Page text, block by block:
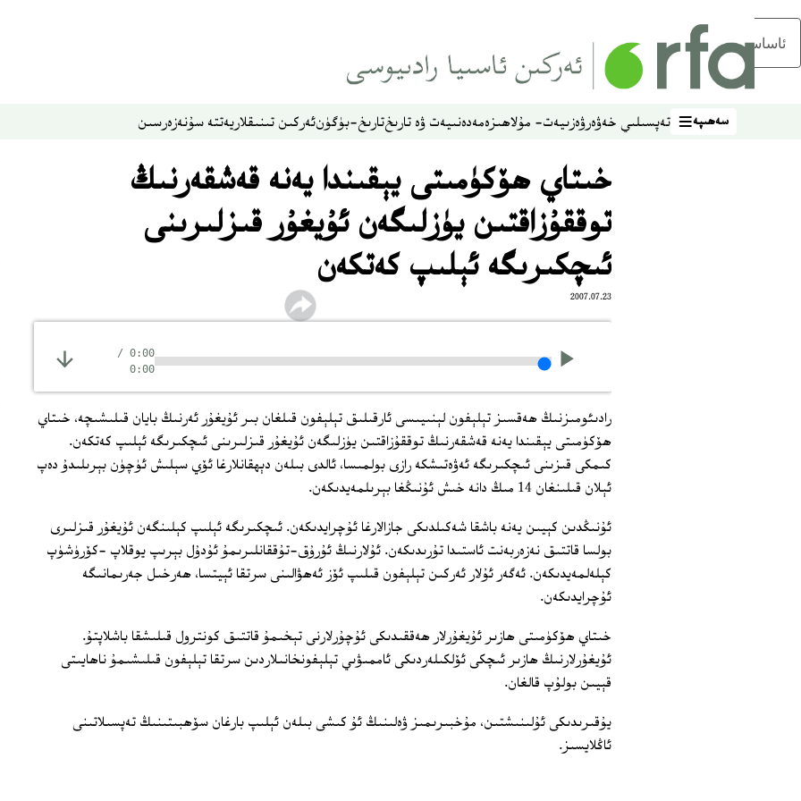
ئاساسلىق مەزمۇنغا ئاتلاڭ
سەھىپە
سەھىپە تەپسىلىي خەۋەرۋەزىيەت- مۇلاھىزەمەدەنىيەت ۋە تارىختارىخ-بۈگۈنئەركىن تىنىقلاريەتتە سۇنەزەرسىن
خىتاي ھۆكۈمىتى يېقىندا يەنە قەشقەرنىڭ
توققۇزاقتىن يۈزلىگەن ئۇيغۇر قىزلىرىنى
ئىچكىرىگە ئېلىپ كەتكەن
2007.07.23
0:00
/
0:00
رادىئومىزنىڭ ھەقسىز تېلېفون لېنىيىسى ئارقىلىق تېلېفون قىلغان بىر ئۇيغۇر ئەرنىڭ بايان قىلىشىچە، خىتاي
ھۆكۈمىتى يېقىندا يەنە قەشقەرنىڭ توققۇزاقتىن يۈزلىگەن ئۇيغۇر قىزلىرىنى ئىچكىرىگە ئېلىپ كەتكەن.
كىمكى قىزىنى ئىچكىرىگە ئەۋەتىشكە رازى بولمىسا، ئالدى بىلەن دېھقانلارغا ئۆي سېلىش ئۈچۈن بېرىلىدۇ دەپ
ئېلان قىلىنغان 14 مىڭ دانە خىش ئۇنىڭغا بېرىلمەيدىكەن.
ئۇنىڭدىن كېيىن يەنە باشقا شەكىلدىكى جازالارغا ئۇچرايدىكەن. ئىچكىرىگە ئېلىپ كېلىنگەن ئۇيغۇر قىزلىرى
بولسا قاتتىق نەزەربەنت ئاستىدا تۇرىدىكەن. ئۇلارنىڭ ئۇرۇق-تۇققانلىرىمۇ ئۇدۇل بېرىپ يوقلاپ -كۆرۈشۈپ
كېلەلمەيدىكەن. ئەگەر ئۇلار ئەركىن تېلېفون قىلىپ ئۆز ئەھۋالىنى سرتقا ئېيتسا، ھەرخىل جەرىمانىگە
ئۇچرايدىكەن.
خىتاي ھۆكۈمىتى ھازىر ئۇيغۇرلار ھەققىدىكى ئۇچۇرلارنى تېخىمۇ قاتتىق كونترول قىلىشقا باشلاپتۇ.
ئۇيغۇرلارنىڭ ھازىر ئىچكى ئۆلكىلەردىكى ئاممىۋىي تېلېفونخانىلاردىن سرتقا تېلېفون قىلىشىمۇ ناھايىتى
قېيىن بولۇپ قالغان.
يۇقىرىدىكى ئۇلىنىشتىن، مۇخبىرىمىز ۋەلىنىڭ ئۇ كىشى بىلەن ئېلىپ بارغان سۆھبىتىنىڭ تەپسىلاتىنى
ئاڭلايسىز.